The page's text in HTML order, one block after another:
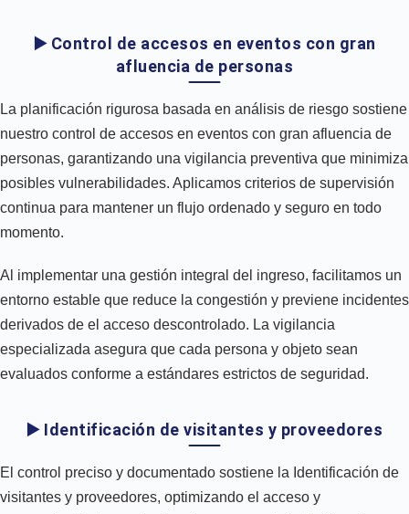
▶️ Control de accesos en eventos con gran
afluencia de personas
La planificación rigurosa basada en análisis de riesgo sostiene
nuestro control de accesos en eventos con gran afluencia de
personas, garantizando una vigilancia preventiva que minimiza
posibles vulnerabilidades. Aplicamos criterios de supervisión
continua para mantener un flujo ordenado y seguro en todo
momento.
Al implementar una gestión integral del ingreso, facilitamos un
entorno estable que reduce la congestión y previene incidentes
derivados de el acceso descontrolado. La vigilancia
especializada asegura que cada persona y objeto sean
evaluados conforme a estándares estrictos de seguridad.
▶️ Identificación de visitantes y proveedores
El control preciso y documentado sostiene la Identificación de
visitantes y proveedores, optimizando el acceso y